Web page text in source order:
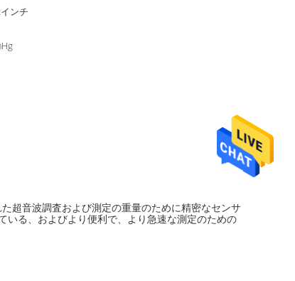
ンチ
超音波調査および測定の重量のために精密なセンサ
いる、およびより便利で、より急速な測定のための